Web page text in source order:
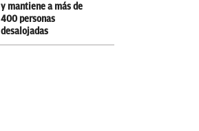
y mantiene a más de
400 personas
desalojadas